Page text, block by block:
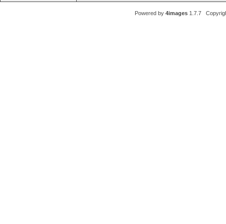
Powered by 4images1.7.7